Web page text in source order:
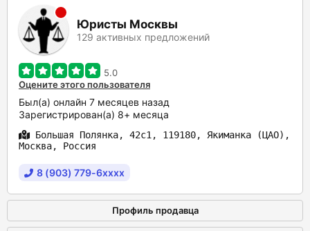
Юристы Москвы
129 активных предложений
5.0
Оцените этого пользователя
Был(а) онлайн 7 месяцев назад
Зарегистрирован(а) 8+ месяца
Большая Полянка, 42с1, 119180, Якиманка (ЦАО),
Москва, Россия
8 (903) 779-6xxxx
Профиль продавца